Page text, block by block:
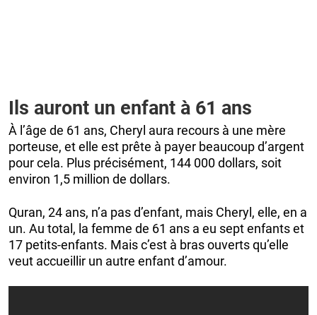
Ils auront un enfant à 61 ans
À l’âge de 61 ans, Cheryl aura recours à une mère
porteuse, et elle est prête à payer beaucoup d’argent
pour cela. Plus précisément, 144 000 dollars, soit
environ 1,5 million de dollars.
Quran, 24 ans, n’a pas d’enfant, mais Cheryl, elle, en a
un. Au total, la femme de 61 ans a eu sept enfants et
17 petits-enfants. Mais c’est à bras ouverts qu’elle
veut accueillir un autre enfant d’amour.